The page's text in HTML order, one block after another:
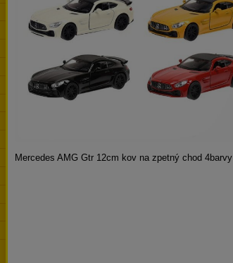
Mercedes AMG Gtr 12cm kov na zpetný chod 4barvy